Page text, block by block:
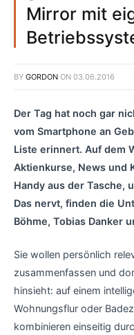
Mirror mit
BY GORDON ON 03.06.2016
Der Tag hat noch gar
vom Smartphone an
Liste erinnert. Auf dem
Aktienkurse, News und
Handy aus der Tasche,
Das nervt, finden die
Böhme, Tobias Danker
Sie wollen persönlich
zusammenfassen und
hinsieht: auf einem
Wohnungsflur oder
kombinieren einseitig